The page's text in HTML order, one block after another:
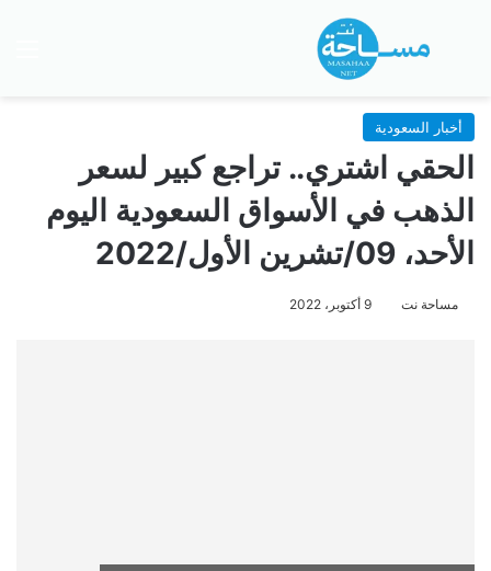
بحث عن
أخبار السعودية
الحقي اشتري.. تراجع كبير لسعر
الذهب في الأسواق السعودية اليوم
الأحد، 09/تشرين الأول/2022
مساحة نت 9 أكتوبر، 2022